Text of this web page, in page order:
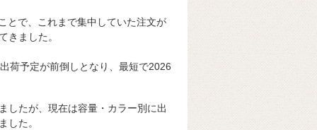
とで、これまで集中していた注文が
きました。
荷予定が前倒しとなり、最短で2026
したが、現在は容量・カラー別に出
した。